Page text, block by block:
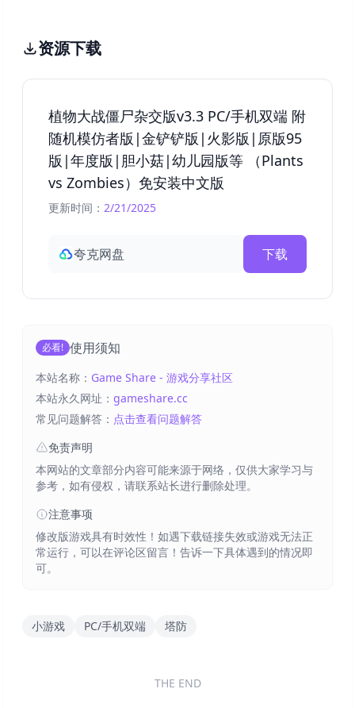
资源下载
植物大战僵尸杂交版v3.3 PC/手机双端 附
随机模仿者版|金铲铲版|火影版|原版95
版|年度版|胆小菇|幼儿园版等 （Plants
vs Zombies）免安装中文版
更新时间： 2/21/2025
夸克网盘 下载
必看! 使用须知
本站名称： Game Share - 游戏分享社区
本站永久网址： gameshare.cc
常见问题解答： 点击查看问题解答
免责声明
本网站的文章部分内容可能来源于网络，仅供大家学习与
参考，如有侵权，请联系站长进行删除处理。
注意事项
修改版游戏具有时效性！如遇下载链接失效或游戏无法正
常运行，可以在评论区留言！告诉一下具体遇到的情况即
可。
小游戏 PC/手机双端 塔防
THE END